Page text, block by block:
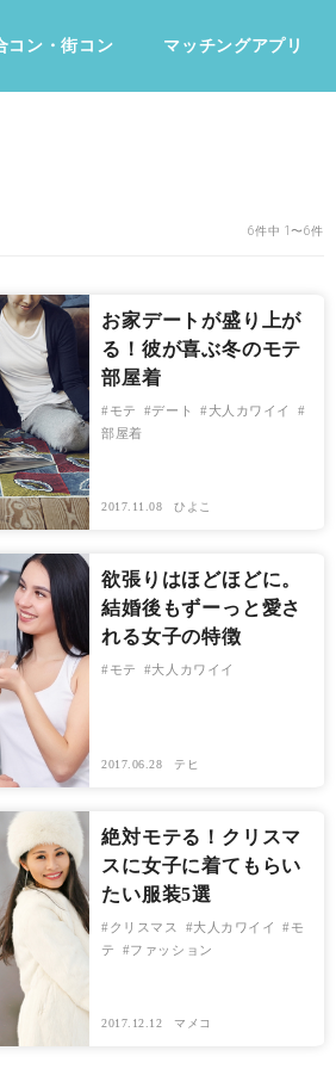
コン・街コン マッチングアプリ
6件中 1〜6件
お家デートが盛り上が
る！彼が喜ぶ冬のモテ
部屋着
モテ デート
大人カワイイ
部屋着
2017.11.08 ひよこ
欲張りはほどほどに。
結婚後もずーっと愛さ
れる女子の特徴
モテ 大人カワイイ
2017.06.28 テヒ
絶対モテる！クリスマ
スに女子に着てもらい
たい服装5選
クリスマス 大人カワイイ
モ
テ
ファッション
2017.12.12 マメコ